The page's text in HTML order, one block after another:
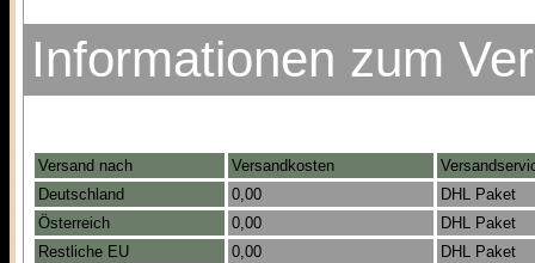
Informationen zum
Versand nach Versandkosten
Deutschland
0,00
DHL Paket
Österreich
0,00
DHL Paket
Restliche EU
0,00
DHL Paket